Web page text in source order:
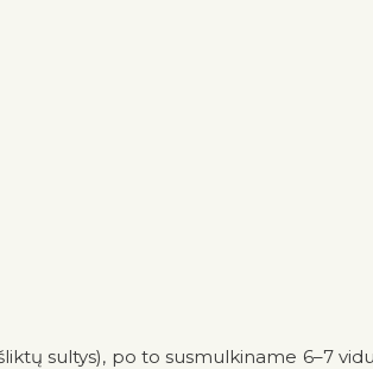
sultys), po to susmulkiname 6–7